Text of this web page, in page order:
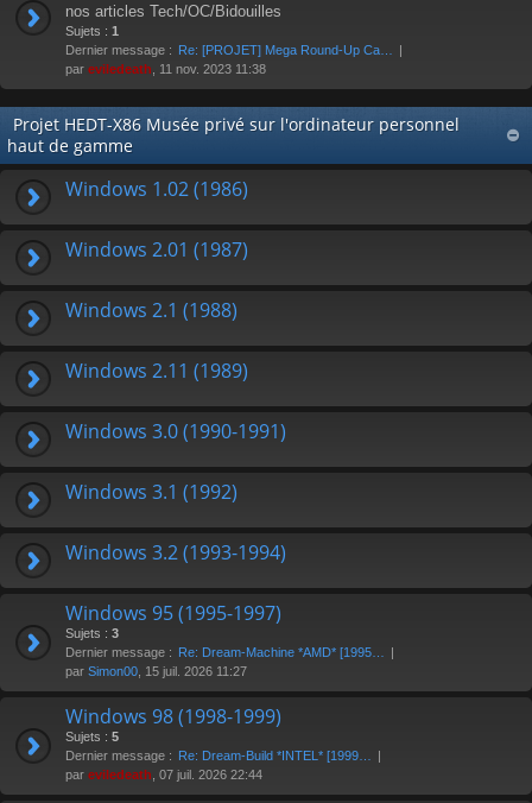
nos articles Tech/OC/Bidouilles
Sujets : 1
Dernier message : Re: [PROJET] Mega Round-Up Ca…
par eviledeath , 11 nov. 2023 11:38
Projet HEDT-X86 Musée privé sur l'ordinateur personnel
haut de gamme
Windows 1.02 (1986)
Windows 2.01 (1987)
Windows 2.1 (1988)
Windows 2.11 (1989)
Windows 3.0 (1990-1991)
Windows 3.1 (1992)
Windows 3.2 (1993-1994)
Windows 95 (1995-1997)
Sujets : 3
Dernier message : Re: Dream-Machine *AMD* [1995…
par Simon00 , 15 juil. 2026 11:27
Windows 98 (1998-1999)
Sujets : 5
Dernier message : Re: Dream-Build *INTEL* [1999…
par eviledeath , 07 juil. 2026 22:44